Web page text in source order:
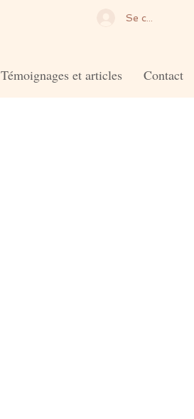
Se connecter
Témoignages et articles Contact